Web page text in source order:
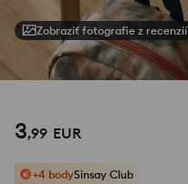
Zobraziť fotografie z recenzií
3,99 EUR
+4 bodySinsay Club